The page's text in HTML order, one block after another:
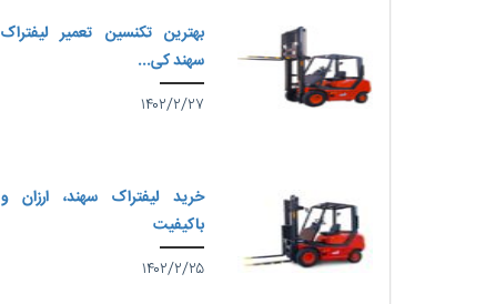
بهترین تکنسین تعمیر لیفتراک
سهند کی...
۱۴۰۲/۲/۲۷
خرید لیفتراک سهند، ارزان و
باکیفیت
۱۴۰۲/۲/۲۵